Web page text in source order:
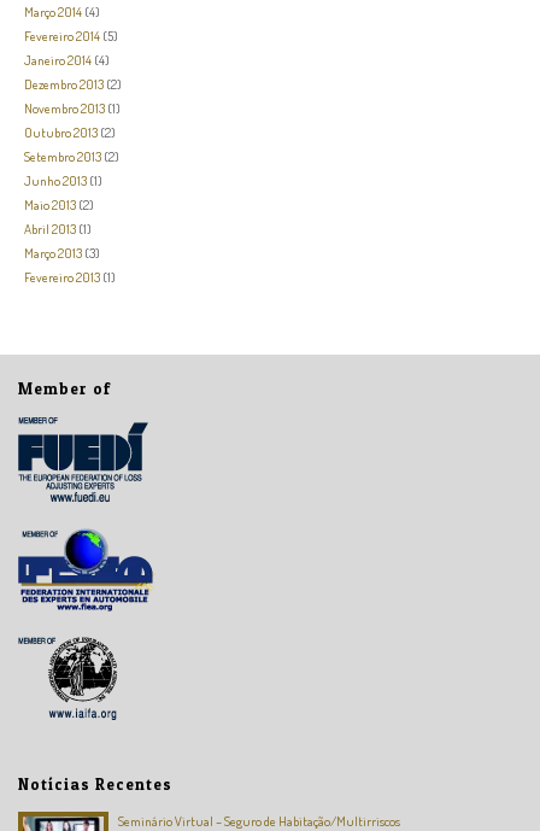
Março 2014 (4)
Fevereiro 2014 (5)
Janeiro 2014 (4)
Dezembro 2013 (2)
Novembro 2013 (1)
Outubro 2013 (2)
Setembro 2013 (2)
Junho 2013 (1)
Maio 2013 (2)
Abril 2013 (1)
Março 2013 (3)
Fevereiro 2013 (1)
Member of
Notícias Recentes
Seminário Virtual – Seguro de Habitação/Multirriscos